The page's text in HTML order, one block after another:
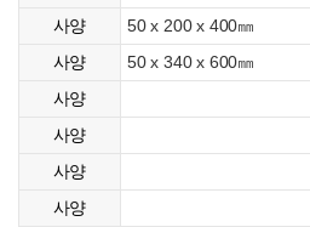
사양 50 x 200 x 400㎜
사양 50 x 340 x 600㎜
사양
사양
사양
사양